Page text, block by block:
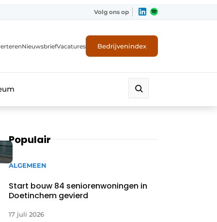
Volg ons op
NieuwsbriefVacatures Bedrijvenindex
Populair
ALGEMEEN
Start bouw 84 seniorenwoningen in
Doetinchem gevierd
17 juli 2026